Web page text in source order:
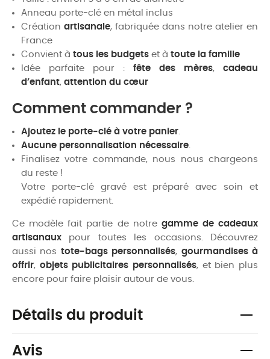
Anneau porte-clé en métal inclus
Création artisanale, fabriquée dans notre atelier en
France
Convient à tous les budgets et à toute la famille
Idée parfaite pour : fête des mères, cadeau
d’enfant, attention du cœur
Comment commander ?
Ajoutez le porte-clé à votre panier
Aucune personnalisation nécessaire
Finalisez votre commande, nous nous chargeons
du reste !
Votre porte-clé gravé est préparé avec soin et
expédié rapidement.
Ce modèle fait partie de notre gamme de cadeaux
artisanaux pour toutes les occasions. Découvrez
aussi nos tote-bags personnalisés, gourmandises à
offrir, objets publicitaires personnalisés, et bien plus
encore pour faire plaisir autour de vous.
Détails du produit
Avis